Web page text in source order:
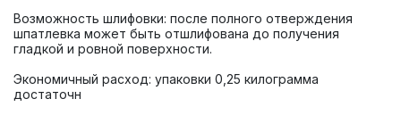
Возможность шлифовки: после полного отверждения
шпатлевка может быть отшлифована до получения
Экономичный расход: упаковки 0,25 килограмма
достаточн